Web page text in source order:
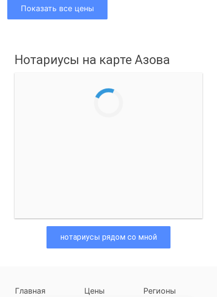
Показать все цены
Нотариусы на карте Азова
нотариусы рядом со мной
Главная Цены Регионы